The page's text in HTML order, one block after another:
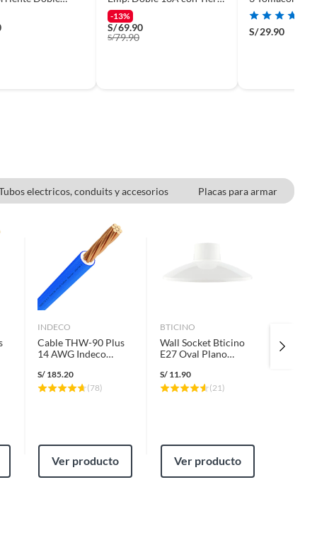
Empotrar con
Elegant
Elegant Home Light
-13%
S/69.90
S/79.90
P/T Phoenix
S/29.90
electricos, conduits y accesorios
Placas para armar
INDECO
Cable THW-90 Plus
14 AWG Indeco
Metros
S/ 185.20
(78)
Ver producto
BTICINO
Wall Socket Bticino
E27 Oval Plano
S/ 11.90
(21)
Ver producto
Wall
E27